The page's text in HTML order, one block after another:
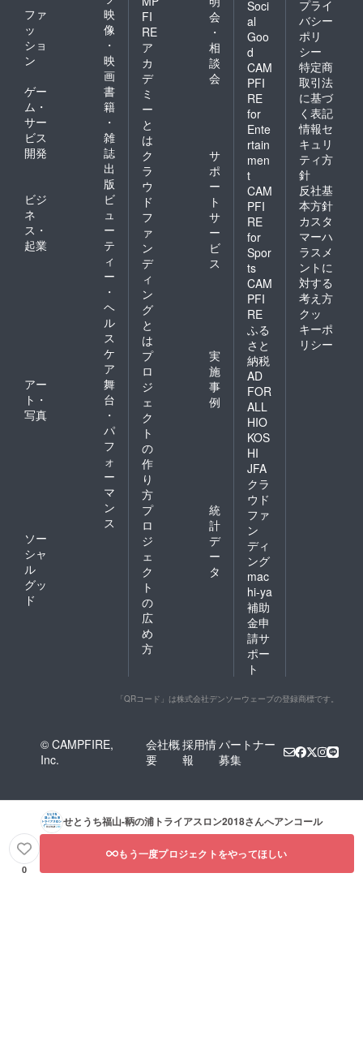
ファ
ッ
ショ
ン
映
像
・
映
画
ゲー
ム・
サー
ビス
開発
書
籍
・
雑
誌
出
版
ビジ
ネ
ス・
起業
ビ
ュ
ー
テ
ィ
ー
・
ヘ
ル
ス
ケ
ア
アー
ト・
写真
舞
台
・
パ
フ
ォ
ー
マ
ン
ス
ソー
シャ
ル
グッ
ド
FI
RE
ア
カ
デ
ミ
ー
と
は
会
・
相
談
会
ク
ラ
ウ
ド
フ
ァ
ン
デ
ィ
ン
グ
と
は
サ
ポ
ー
ト
サ
ー
ビ
ス
プ
ロ
ジ
ェ
ク
ト
の
作
り
方
実
施
事
例
プ
ロ
ジ
ェ
ク
ト
の
広
め
方
統
計
デ
ー
タ
Soci
al
Goo
d
CAM
PFI
RE
for
Ente
rtain
men
t
CAM
PFI
RE
for
Spor
ts
CAM
PFI
RE
ふる
さと
納税
AD
FOR
ALL
HIO
KOS
HI
JFA
クラ
ウド
ファ
ン
ディ
ング
mac
hi-ya
補助
金申
請サ
ポー
ト
プライ
バシー
ポリ
シー
特定商
取引法
に基づ
く表記
情報セ
キュリ
ティ方
針
反社基
本方針
カスタ
マーハ
ラスメ
ントに
対する
考え方
クッ
キーポ
リシー
「QRコード」は株式会社デンソーウェーブの登録商標です。
© CAMPFIRE,
Inc.
会社概
要
採用情
報
パートナー
募集
せとうち福山-鞆の浦トライアスロン2018さんへアンコール
0
もう一度プロジェクトをやってほしい